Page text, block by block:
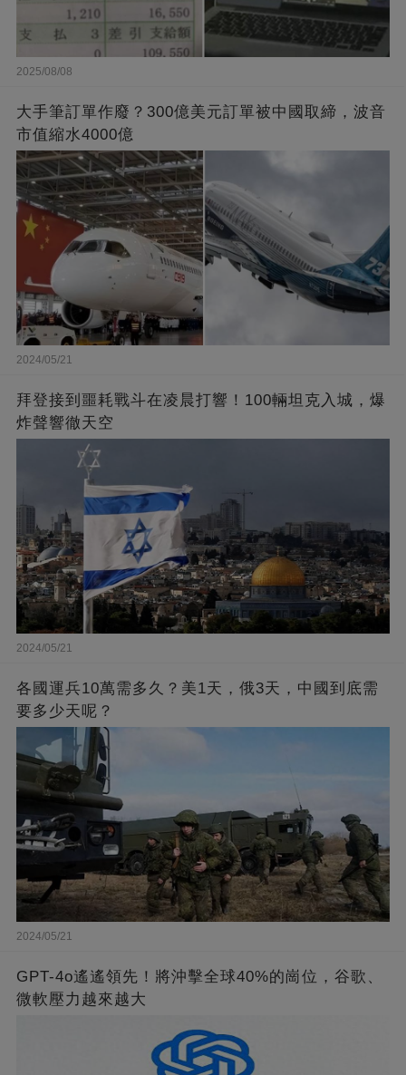
2025/08/08
大手筆訂單作廢？300億美元訂單被中國取締，波音
市值縮水4000億
2024/05/21
拜登接到噩耗戰斗在凌晨打響！100輛坦克入城，爆
炸聲響徹天空
2024/05/21
各國運兵10萬需多久？美1天，俄3天，中國到底需
要多少天呢？
2024/05/21
GPT-4o遙遙領先！將沖擊全球40%的崗位，谷歌、
微軟壓力越來越大